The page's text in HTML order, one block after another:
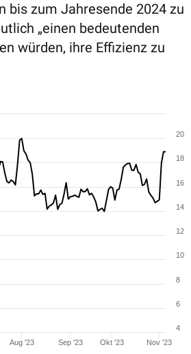
bis zum Jahresende 2024 zu
„einen bedeutenden
würden, ihre Effizienz zu
Aug '23 Sep '23 Okt '23 Nov '23
10
20
4
6
8
12
14
16
18